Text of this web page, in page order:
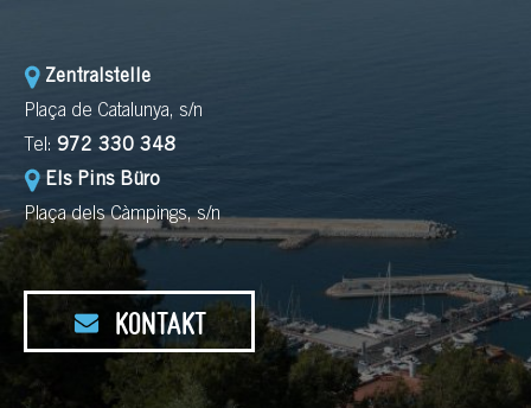
Zentralstelle
Plaça de Catalunya, s/n
Tel: 972 330 348
Els Pins Büro
Plaça dels Càmpings, s/n
KONTAKT